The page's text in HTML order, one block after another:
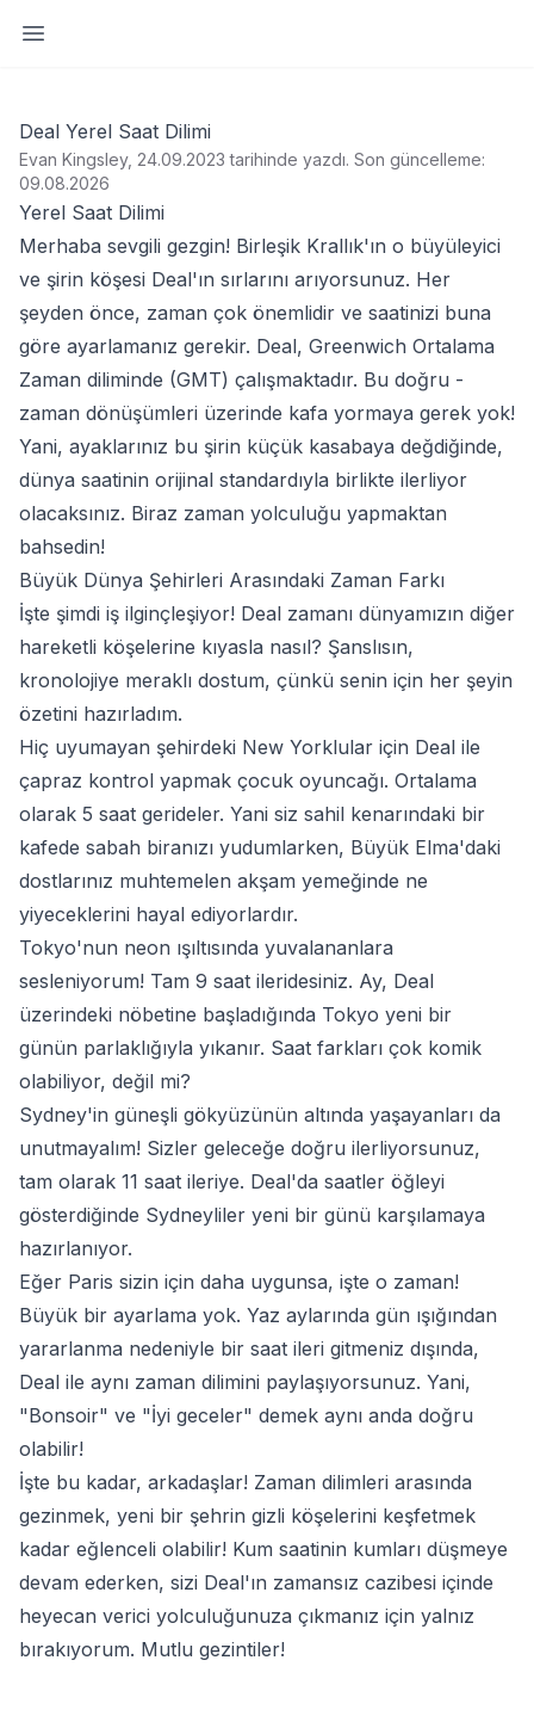
Yan paneli aç
Deal Yerel Saat Dilimi
Evan Kingsley, 24.09.2023 tarihinde yazdı. Son güncelleme:
09.08.2026
Yerel Saat Dilimi
Merhaba sevgili gezgin! Birleşik Krallık'ın o büyüleyici
ve şirin köşesi Deal'ın sırlarını arıyorsunuz. Her
şeyden önce, zaman çok önemlidir ve saatinizi buna
göre ayarlamanız gerekir. Deal, Greenwich Ortalama
Zaman diliminde (GMT) çalışmaktadır. Bu doğru -
zaman dönüşümleri üzerinde kafa yormaya gerek yok!
Yani, ayaklarınız bu şirin küçük kasabaya değdiğinde,
dünya saatinin orijinal standardıyla birlikte ilerliyor
olacaksınız. Biraz zaman yolculuğu yapmaktan
bahsedin!
Büyük Dünya Şehirleri Arasındaki Zaman Farkı
İşte şimdi iş ilginçleşiyor! Deal zamanı dünyamızın diğer
hareketli köşelerine kıyasla nasıl? Şanslısın,
kronolojiye meraklı dostum, çünkü senin için her şeyin
özetini hazırladım.
Hiç uyumayan şehirdeki New Yorklular için Deal ile
çapraz kontrol yapmak çocuk oyuncağı. Ortalama
olarak 5 saat gerideler. Yani siz sahil kenarındaki bir
kafede sabah biranızı yudumlarken, Büyük Elma'daki
dostlarınız muhtemelen akşam yemeğinde ne
yiyeceklerini hayal ediyorlardır.
Tokyo'nun neon ışıltısında yuvalananlara
sesleniyorum! Tam 9 saat ileridesiniz. Ay, Deal
üzerindeki nöbetine başladığında Tokyo yeni bir
günün parlaklığıyla yıkanır. Saat farkları çok komik
olabiliyor, değil mi?
Sydney'in güneşli gökyüzünün altında yaşayanları da
unutmayalım! Sizler geleceğe doğru ilerliyorsunuz,
tam olarak 11 saat ileriye. Deal'da saatler öğleyi
gösterdiğinde Sydneyliler yeni bir günü karşılamaya
hazırlanıyor.
Eğer Paris sizin için daha uygunsa, işte o zaman!
Büyük bir ayarlama yok. Yaz aylarında gün ışığından
yararlanma nedeniyle bir saat ileri gitmeniz dışında,
Deal ile aynı zaman dilimini paylaşıyorsunuz. Yani,
"Bonsoir" ve "İyi geceler" demek aynı anda doğru
olabilir!
İşte bu kadar, arkadaşlar! Zaman dilimleri arasında
gezinmek, yeni bir şehrin gizli köşelerini keşfetmek
kadar eğlenceli olabilir! Kum saatinin kumları düşmeye
devam ederken, sizi Deal'ın zamansız cazibesi içinde
heyecan verici yolculuğunuza çıkmanız için yalnız
bırakıyorum. Mutlu gezintiler!